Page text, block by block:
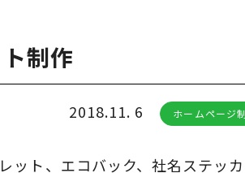
制作
2018.11. 6 ホームページ
ット、エコバック、社名ステッ